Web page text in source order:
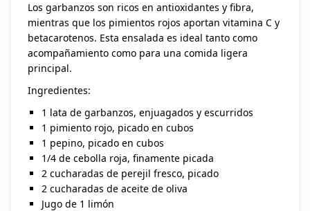
Los garbanzos son ricos en antioxidantes y fibra,
mientras que los pimientos rojos aportan vitamina C y
betacarotenos. Esta ensalada es ideal tanto como
acompañamiento como para una comida ligera
principal.
Ingredientes:
1 lata de garbanzos, enjuagados y escurridos
1 pimiento rojo, picado en cubos
1 pepino, picado en cubos
1/4 de cebolla roja, finamente picada
2 cucharadas de perejil fresco, picado
2 cucharadas de aceite de oliva
Jugo de 1 limón